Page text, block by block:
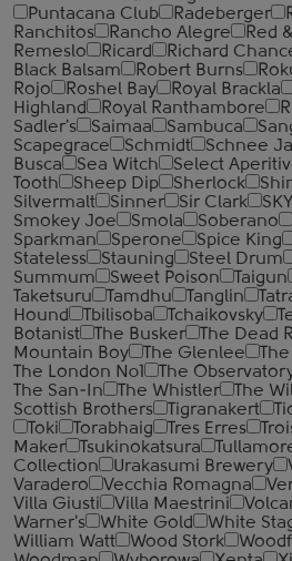
Puntacana Club
Radeberger
Ranchitos
Rancho Alegre Red
Remeslo
Ricard Richard
Black Balsam
Robert Burns
Rojo
Roshel Bay Royal Brackla
Highland
Royal Ranthambore
Sadler's
Saimaa Sambuca
Scapegrace
Schmidt Schnee
Busca
Sea Witch Select
Tooth
Sheep Dip Sherlock
Silvermalt
Sinner Sir Clark
Smokey Joe
Smola Soberano
Sparkman
Sperone Spice King
Stateless
Stauning Steel Drum
Summum
Sweet Poison Taigun
Taketsuru
Tamdhu Tanglin
Hound
Tbilisoba Tchaikovsky
Botanist
The Busker The Dead
Mountain Boy
The Glenlee
The London №1
The
The San-In
The Whistler The
Scottish Brothers
Tigranakert
Toki
Torabhaig Tres Erres
Maker
Tsukinokatsura
Collection
Urakasumi Brewery
Varadero
Vecchia Romagna
Villa Giusti
Villa Maestrini
Warner's
White Gold White
William Watt
Wood Stork